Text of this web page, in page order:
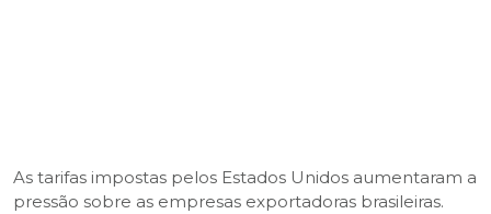
As tarifas impostas pelos Estados Unidos aumentaram a
pressão sobre as empresas exportadoras brasileiras.